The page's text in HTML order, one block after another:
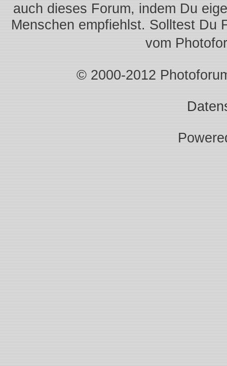
auch dieses Forum, indem Du
Menschen empfiehlst. Solltest Du
vom
© 2000-2012